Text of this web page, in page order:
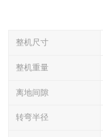
整机尺寸
整机重量
离地间隙
转弯半径